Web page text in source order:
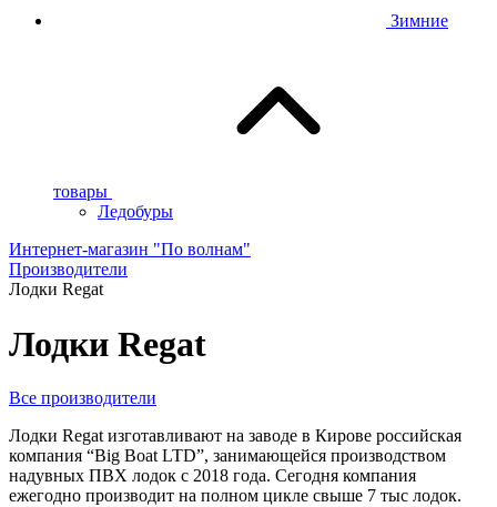
Зимние
товары
Ледобуры
Интернет-магазин "По волнам"
Производители
Лодки Regat
Лодки Regat
Все производители
Лодки Regat изготавливают на заводе в Кирове российская
компания “Big Boat LTD”, занимающейся производством
надувных ПВХ лодок с 2018 года. Сегодня компания
ежегодно производит на полном цикле свыше 7 тыс лодок.